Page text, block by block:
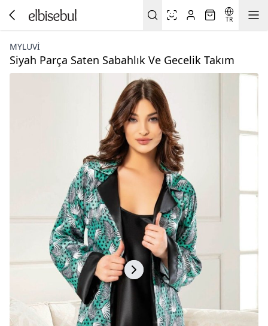
TR
MYLUVI
Siyah Parça Saten Sabahlık Ve Gecelik Takım